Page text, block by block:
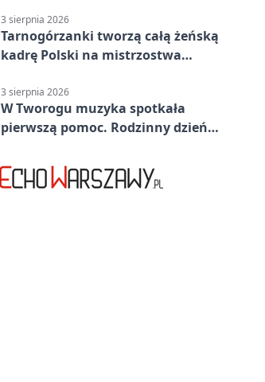
3 sierpnia 2026
Tarnogórzanki tworzą całą żeńską
kadrę Polski na mistrzostwa
3 sierpnia 2026
W Tworogu muzyka spotkała
pierwszą pomoc. Rodzinny dzień